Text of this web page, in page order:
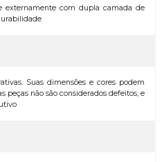
externamente com dupla camada de
Suas dimensões e cores podem
peças não são considerados defeitos, e